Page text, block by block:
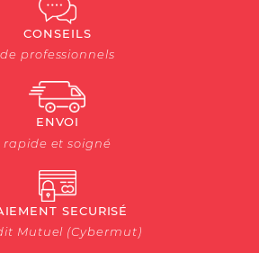
CONSEILS
de professionnels
ENVOI
rapide et soigné
SECURISÉ
Mutuel (Cybermut)